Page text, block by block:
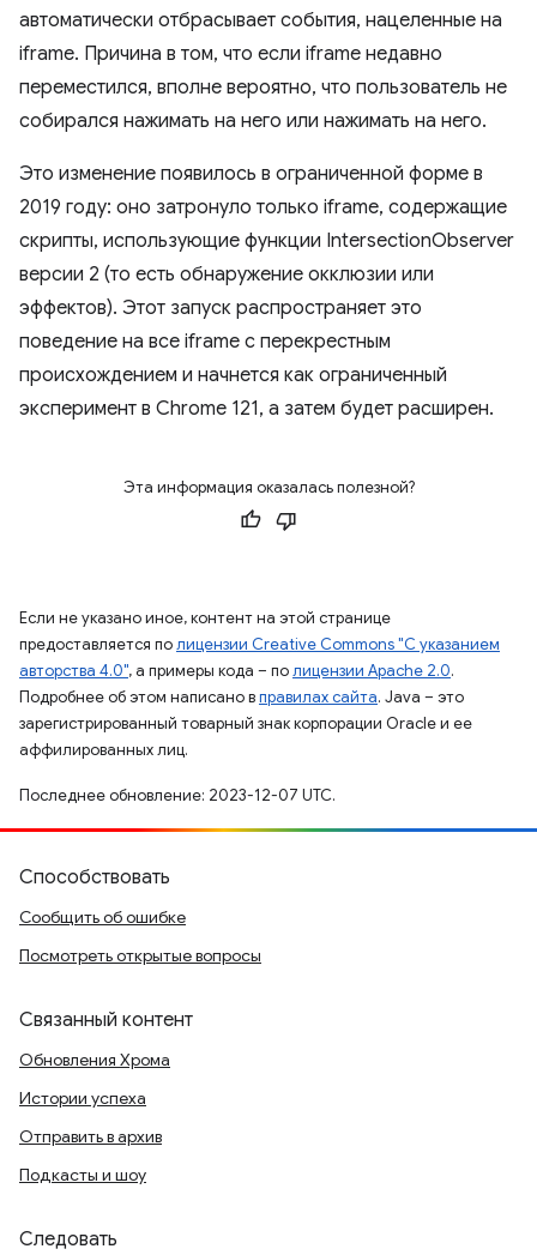
автоматически отбрасывает события, нацеленные на
iframe. Причина в том, что если iframe недавно
переместился, вполне вероятно, что пользователь не
собирался нажимать на него или нажимать на него.
Это изменение появилось в ограниченной форме в
2019 году: оно затронуло только iframe, содержащие
скрипты, использующие функции IntersectionObserver
версии 2 (то есть обнаружение окклюзии или
эффектов). Этот запуск распространяет это
поведение на все iframe с перекрестным
происхождением и начнется как ограниченный
эксперимент в Chrome 121, а затем будет расширен.
Эта информация оказалась полезной?
Если не указано иное, контент на этой странице
предоставляется полицензии Creative Commons "С указанием
авторства 4.0", а примеры кода – полицензии Apache 2.0.
Подробнее об этом написано вправилах сайта. Java – это
зарегистрированный товарный знак корпорации Oracle и ее
аффилированных лиц.
Последнее обновление: 2023-12-07 UTC.
Способствовать
Сообщить об ошибке
Посмотреть открытые вопросы
Связанный контент
Обновления Хрома
Истории успеха
Отправить в архив
Подкасты и шоу
Следовать